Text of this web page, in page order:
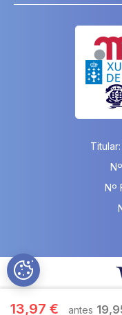
13,97 €
Nº